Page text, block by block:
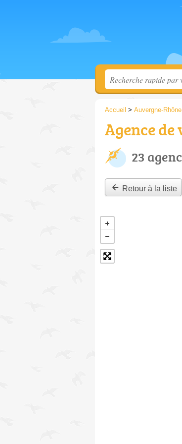
Accueil > Auvergne-
Agence
23
Retour à la liste